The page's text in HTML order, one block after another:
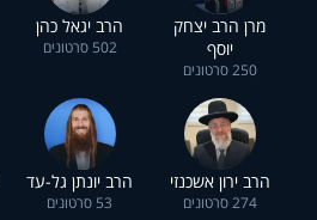
מרן הרב יצחק
יוסף
250 סרטונים
הרב יגאל כהן
502 סרטונים
הרב ירון אשכנזי
274 סרטונים
הרב יונתן גל-עד
53 סרטונים